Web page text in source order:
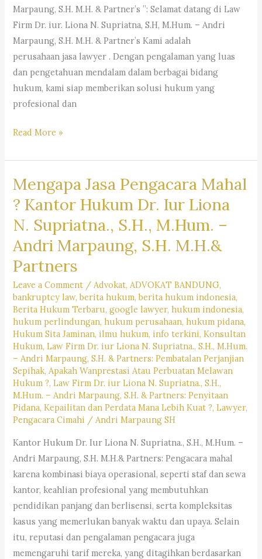
Marpaung, S.H. M.H. & Partner’s ”: Selamat datang di Law
Firm Dr. iur. Liona N. Supriatna, S.H, M.Hum. – Andri
Marpaung, S.H. M.H. & Partner’s Kami adalah
perusahaan jasa lawyer . Dengan pengalaman yang luas
dan pengetahuan mendalam dalam berbagai bidang
hukum, kami siap memberikan solusi hukum yang
profesional dan
#rekomendasipengacaraperusahaan,
#pencarianlawyer,
#pencarianadvokat,
#sarankantorhukum,
#saranpengacaraterbaikdibandung,
#pencariankuasahukum,
#pencarianbantuanhukum,
#pencarianjasapengacara,
#pencarianlembagabantuanhukum,
#pencarianlayananhukum,
#kotabandung,#pengacaralagiviral,
#trendingpengacara,
#pengacarahariini,
#kabupatenbandung,
#kotacimahi,
#kabupatenbandungbarat,
#rekomendasipengacaradijabar,
#kantorhukumterbaikdibandung,
#saranjasahukum,
#mencaripengacara,
#lagibutuhjasapengacara,
Read More »
Mengapa Jasa Pengacara Mahal
? Kantor Hukum Dr. Iur Liona
N. Supriatna., S.H., M.Hum. –
Andri Marpaung, S.H. M.H.&
Partners
Leave a Comment /Advokat,ADVOKAT BANDUNG,
bankruptcy law,berita hukum,berita hukum indonesia,
Berita Hukum Terbaru,google lawyer,hukum indonesia,
hukum perlindungan,hukum perusahaan,hukum pidana,
Hukum Sita Jaminan, ilmu hukum, info terkini,Konsultan
Hukum,Law Firm Dr. iur Liona N. Supriatna., S.H., M.Hum.
– Andri Marpaung, S.H. & Partners: Pembatalan Perjanjian
Sepihak, Apakah Wanprestasi Atau Perbuatan Melawan
Hukum ?,Law Firm Dr. iur Liona N. Supriatna., S.H.,
M.Hum. – Andri Marpaung, S.H. & Partners: Penyitaan
Pidana, Kepailitan dan Perdata Mana Lebih Kuat ?,Lawyer,
Pengacara Cimahi /Andri Marpaung SH
Kantor Hukum Dr. Iur Liona N. Supriatna., S.H., M.Hum. –
Andri Marpaung, S.H. M.H.& Partners: Pengacara mahal
karena kombinasi biaya operasional, seperti staf dan sewa
kantor, keahlian profesional yang membutuhkan
pendidikan panjang dan berlisensi, serta kompleksitas
kasus yang memerlukan banyak waktu dan upaya. Selain
itu, reputasi dan pengalaman pengacara juga
memengaruhi tarif mereka, yang ditagihkan berdasarkan